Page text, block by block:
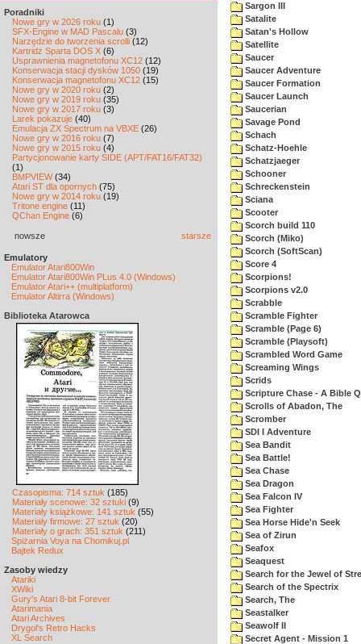
Poradniki
Nowe gry w 2026 roku (1)
SFX-Engine w MAD Pascalu (3)
Narzędzie do tworzenia scrolli (12)
Kartridż Sparta DOS X (6)
Usprawnienia magnetofonu XC12 (12)
Konserwacja stacji dysków 1050 (19)
Konserwacja magnetofonu XC12 (15)
Nowe gry w 2020 roku (2)
Nowe gry w 2019 roku (35)
Nowe gry w 2017 roku (3)
Larek pokazuje (40)
Emulacja ZX Spectrum na VBXE (26)
Nowe gry w 2016 roku (7)
Nowe gry w 2015 roku (4)
Partycjonowanie karty SIDE (APT/FAT16/FAT32)
(1)
BMPVIEW(34)
Atari ST dla opornych (75)
Nowe gry w 2014 roku (19)
Tritone engine (11)
QChan Engine (6)
nowsze starsze
Emulatory
Emulator Atari800Win
Emulator Atari800Win PLus 4.0 (Windows)
Emulator Atari++ (multiplatform)
Emulator Altirra (Windows)
Biblioteka Atarowca
Czasopisma: 714 sztuk (185)
Materiały scenowe: 32 sztuki (9)
Materiały książkowe: 141 sztuk (55)
Materiały firmowe: 27 sztuk (20)
Materiały o grach: 351 sztuk (211)
Spiżarnia Voya na Chomikuj.pl
Bajtek Redux
Zasoby wiedzy
Atariki
XWiki
Gury's Atari 8-bit Forever
Atarimania
Atari Archives
Drygol's Retro Hacks
XL Search
Sargon III
Satalite
Satan's Hollow
Satellite
Saucer
Saucer Adventure
Saucer Formation
Saucer Launch
Saucerian
Savage Pond
Schach
Schatz-Hoehle
Schatzjaeger
Schooner
Schreckenstein
Sciana
Scooter
Scorch build 110
Scorch (Miko)
Scorch (SoftScan)
Score 4
Scorpions!
Scorpions v2.0
Scrabble
Scramble Fighter
Scramble (Page 6)
Scramble (Playsoft)
Scrambled Word Game
Screaming Wings
Scrids
Scripture Chase - A Bible
Scrolls of Abadon, The
Scromber
SDI I Adventure
Sea Bandit
Sea Battle!
Sea Chase
Sea Dragon
Sea Falcon IV
Sea Fighter
Sea Horse Hide'n Seek
Sea of Zirun
Seafox
Seaquest
Search for the Jewel of
Search of the Spectrix
Search, The
Seastalker
Seawolf II
Secret Agent - Mission 1